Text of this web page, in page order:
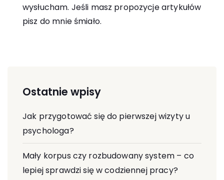
wysłucham. Jeśli masz propozycje artykułów
pisz do mnie śmiało.
Ostatnie wpisy
Jak przygotować się do pierwszej wizyty u
psychologa?
Mały korpus czy rozbudowany system – co
lepiej sprawdzi się w codziennej pracy?